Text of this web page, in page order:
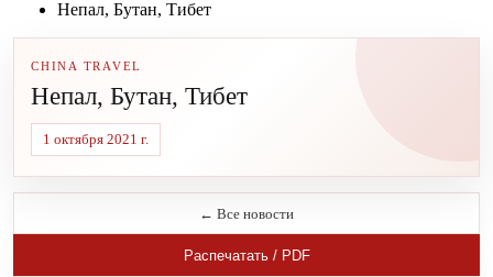
Непал, Бутан, Тибет
CHINA TRAVEL
Непал, Бутан, Тибет
1 октября 2021 г.
← Все новости
Распечатать / PDF